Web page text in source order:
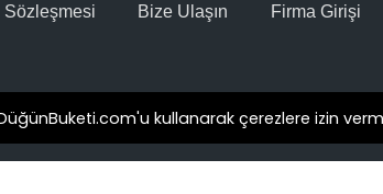
Sözleşmesi Bize Ulaşın Firma Girişi
kullanarak çerezlere izin